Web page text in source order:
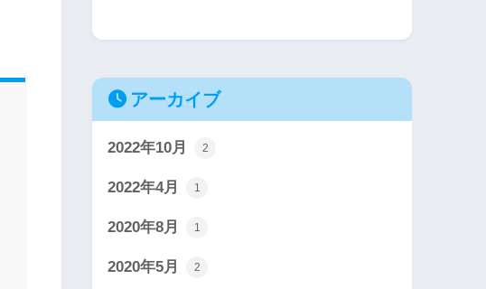
アーカイブ
2022年10月 2
2022年4月 1
2020年8月 1
2020年5月 2